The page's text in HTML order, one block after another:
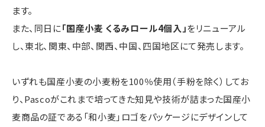
ます。
また、同日に「国産小麦 くるみロール4個入」をリニューアル
し、東北、関東、中部、関西、中国、四国地区にて発売します。
いずれも国産小麦の小麦粉を100％使用（手粉を除く）してお
り、Pascoがこれまで培ってきた知見や技術が詰まった国産小
麦商品の証である「和小麦」ロゴをパッケージにデザインして